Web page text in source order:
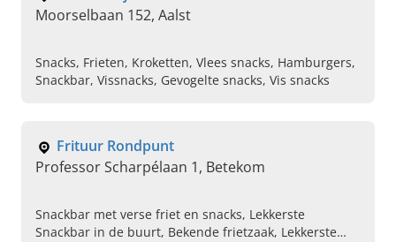
Moorselbaan 152, Aalst
Snacks, Frieten, Kroketten, Vlees snacks, Hamburgers,
Snackbar, Vissnacks, Gevogelte snacks, Vis snacks
Frituur Rondpunt
Professor Scharpélaan 1, Betekom
Snackbar met verse friet en snacks, Lekkerste
Snackbar in de buurt, Bekende frietzaak, Lekkerste